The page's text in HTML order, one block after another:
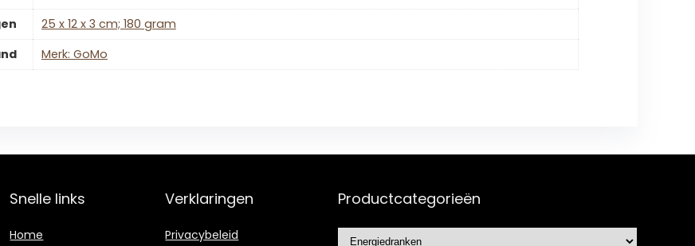
‎25 x 12 x 3 cm; 180 gram
Merk: GoMo
Snelle links
Home
Verklaringen
Privacybeleid
Productcategorieën